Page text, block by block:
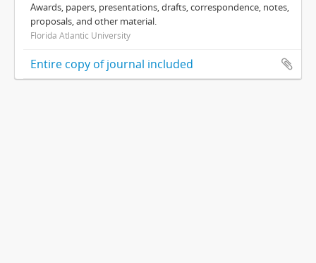
Awards, papers, presentations, drafts, correspondence, notes,
proposals, and other material.
Florida Atlantic University
Entire copy of journal included